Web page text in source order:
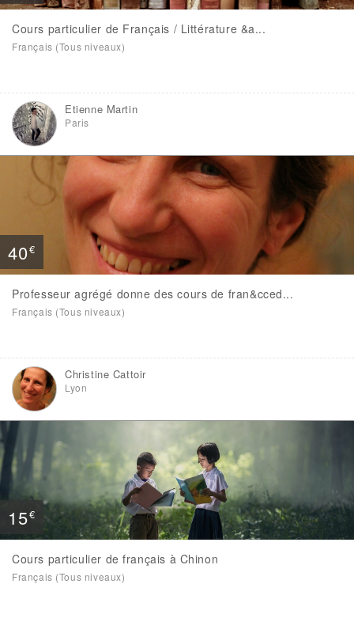
Cours particulier de Français / Littérature &a...
Français (Tous niveaux)
Etienne Martin
Paris
40€
Professeur agrégé donne des cours de fran&cced...
Français (Tous niveaux)
Christine Cattoir
Lyon
15€
Cours particulier de français à Chinon
Français (Tous niveaux)